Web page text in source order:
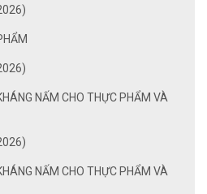
NẤM CHO THỰC PHẨM VÀ
08/2026)
NẤM CHO THỰC PHẨM VÀ